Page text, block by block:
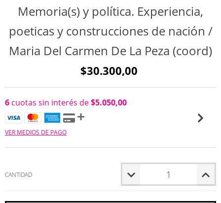
Memoria(s) y política. Experiencia,
poeticas y construcciones de nación /
Maria Del Carmen De La Peza (coord)
$30.300,00
6 cuotas sin interés de$5.050,00
VER MEDIOS DE PAGO
CANTIDAD